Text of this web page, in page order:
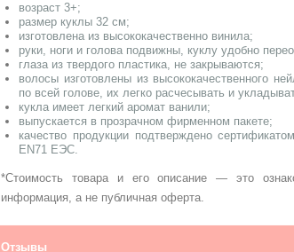
возраст 3+;
размер куклы 32 см;
изготовлена из высококачественно винила;
руки, ноги и голова подвижны, куклу удобно
глаза из твердого пластика, не закрываются;
волосы изготовлены из высококачественного
по всей голове, их легко расчесывать и
кукла имеет легкий аромат ванили;
выпускается в прозрачном фирменном пакете;
качество продукции подтверждено
EN71 ЕЭС.
*Стоимость товара и его описание — это
информация, а не публичная оферта.
Отзывы